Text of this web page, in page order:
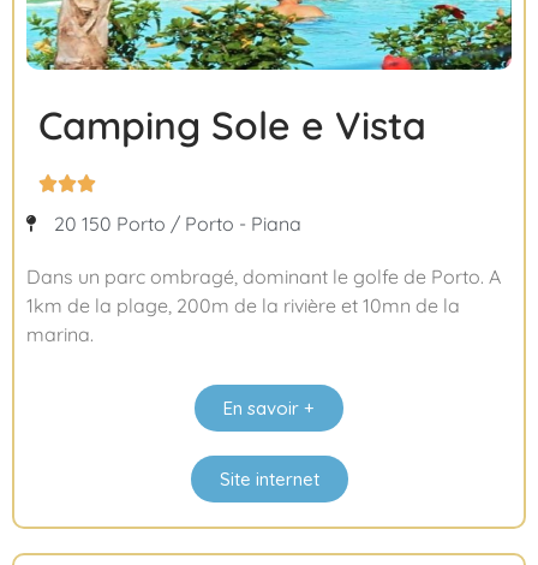
Camping Sole e Vista

20 150 Porto / Porto - Piana
Dans un parc ombragé, dominant le golfe de Porto. A
1km de la plage, 200m de la rivière et 10mn de la
marina.
En savoir +
Site internet